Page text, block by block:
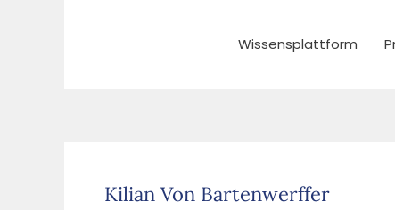
Wissensplattform
Kilian Von Bartenwerffer